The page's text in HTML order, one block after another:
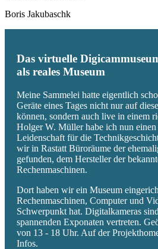
Boris Jakubaschk
Das virtuelle
als reales Museum
Meine Sammelei hatte eigentlich
Geräte eines Tages nicht nur auf
können, sondern auch live in einem
Holger W. Müller habe ich nun einen
Leidenschaft für die
wir in Rastatt Büroräume der
gefunden, dem Hersteller der
Rechenmaschinen.
Dort haben wir ein Museum
Rechenmaschinen, Computer und
Schwerpunkt hat. Digitalkameras
spannenden Exponaten vertreten.
von 13 - 18 Uhr. Auf der
Infos.